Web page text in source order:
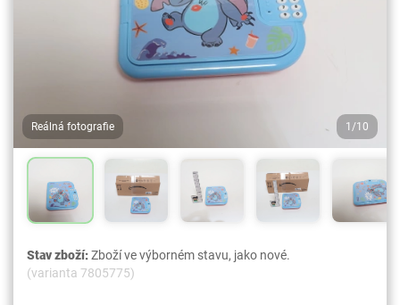
Reálná fotografie 1/10
Stav zboží:Zboží ve výborném stavu, jako nové.
(varianta 7805775)